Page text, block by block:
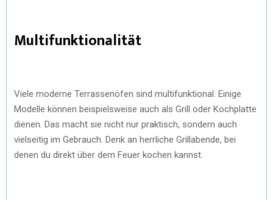
Multifunktionalität
Viele moderne Terrassenöfen sind multifunktional. Einige
Modelle können beispielsweise auch als Grill oder Kochplatte
dienen. Das macht sie nicht nur praktisch, sondern auch
vielseitig im Gebrauch. Denk an herrliche Grillabende, bei
denen du direkt über dem Feuer kochen kannst.